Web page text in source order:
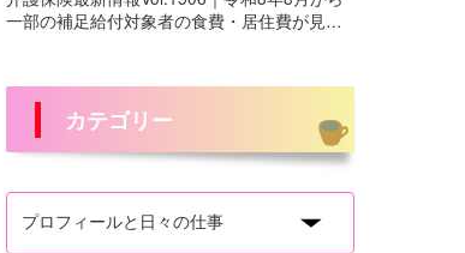
一部の補足給付対象者の食費・居住費が見直
カテゴリー